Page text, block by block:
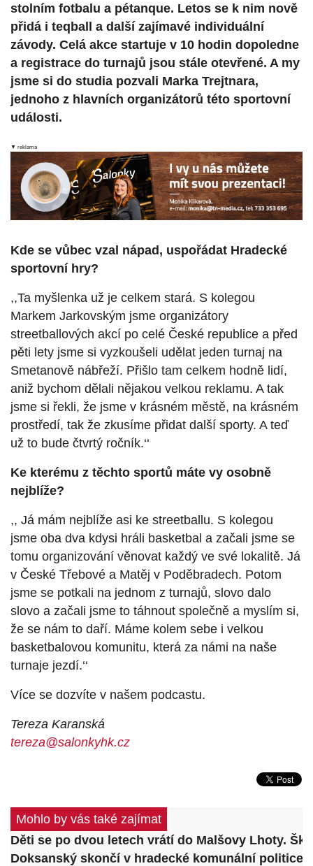
stolním fotbalu a pétanque. Letos se k nim nově
přidá i teqball a další zajímavé individuální
závody. Celá akce startuje v 10 hodin dopoledne
a registrace do turnajů jsou stále otevřené. A my
jsme si do studia pozvali Marka Trejtnara,
jednoho z hlavních organizátorů této sportovní
události.
▼ reklama
Kde se vůbec vzal nápad, uspořádat Hradecké
sportovní hry?
,,Ta myšlenka už je celkem stará. S kolegou
Markem Jarkovským jsme organizátory
streetballových akcí po celé České republice a před
pěti lety jsme si vyzkoušeli udělat jeden turnaj na
Smetanově nábřeží. Přišlo tam celkem hodně lidí,
aniž bychom dělali nějakou velkou reklamu. A tak
jsme si řekli, že jsme v krásném městě, na krásném
prostředí, tak že zkusíme přidat další sporty. A teď
už to bude čtvrtý ročník.‘‘
Ke kterému z těchto sportů máte vy osobně
nejblíže?
,, Já mám nejblíže asi ke streetballu. S kolegou
jsme oba dva kdysi hráli basketbal a začali jsme se
tomu organizování věnovat každý ve své lokalitě. Já
v České Třebové a Matěj v Poděbradech. Potom
jsme se potkali na jednom z turnajů, slovo dalo
slovo a začali jsme to táhnout společně a myslím si,
že se nám to daří. Máme kolem sebe i velkou
basketbalovou komunitu, která za námi na naše
turnaje jezdí.‘‘
Více se dozvíte v našem podcastu.
Tereza Karanská
tereza@salonkyhk.cz
Mohlo by vás také zajímat
Děti se po dvou letech vrátí do Malšovy Lhoty.
Doksanský skončí v hradecké komunální politice.